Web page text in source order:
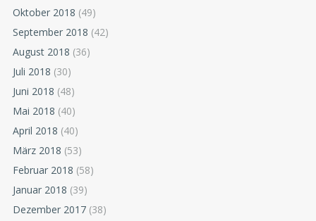
Oktober 2018 (49)
September 2018 (42)
August 2018 (36)
Juli 2018 (30)
Juni 2018 (48)
Mai 2018 (40)
April 2018 (40)
März 2018 (53)
Februar 2018 (58)
Januar 2018 (39)
Dezember 2017 (38)